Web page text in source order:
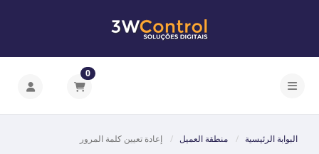
تبديل التنقل
0
البوابة الرئيسية منطقة العميل إعادة تعيين كلمة المرور